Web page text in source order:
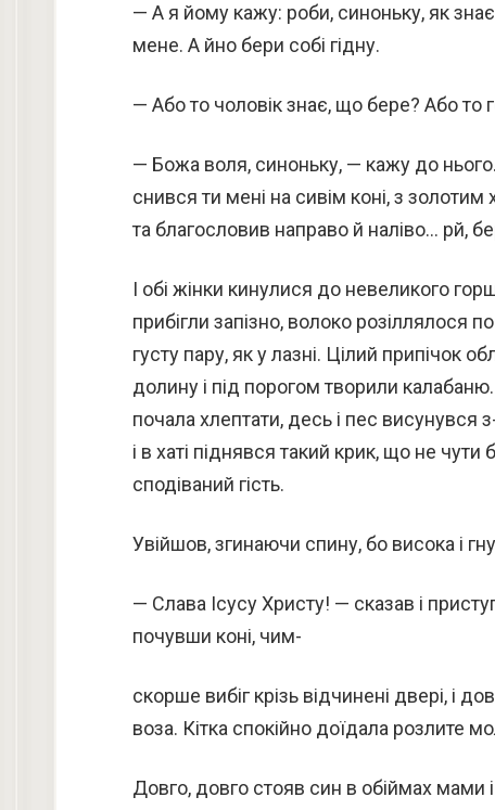
— А я йому кажу: роби, синоньку, як
мене. А йно бери собі гідну.
— Або то чоловік знає, що бере? Або то
— Божа воля, синоньку, — кажу до
снився ти мені на сивім коні, з
та благословив направо й наліво… рй,
І обі жінки кинулися до невеликого
прибігли запізно, волоко розіллялося
густу пару, як у лазні. Цілий припічок
долину і під порогом творили
почала хлептати, десь і пес висунувся
і в хаті піднявся такий крик, що не чути
сподіваний гість.
Увійшов, згинаючи спину, бо висока і
— Слава Ісусу Христу! — сказав і
почувши коні, чим-
скорше вибіг крізь відчинені двері, і
воза. Кітка спокійно доїдала розлите
Довго, довго стояв син в обіймах мами і